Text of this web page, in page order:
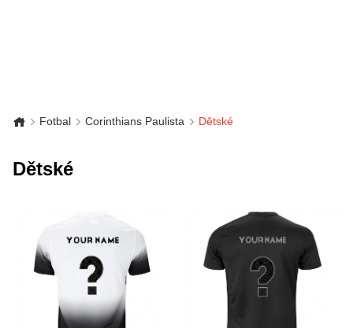
Fotbal Corinthians Paulista Dětské
Dětské